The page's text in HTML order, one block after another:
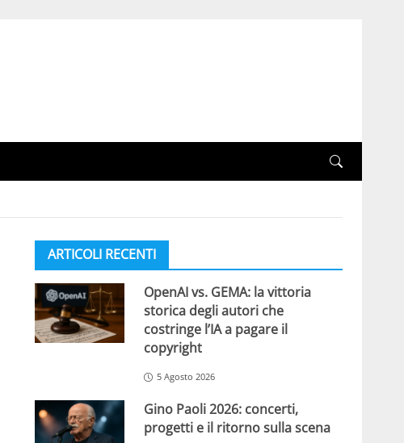
ARTICOLI RECENTI
OpenAI vs. GEMA: la vittoria
storica degli autori che
costringe l’IA a pagare il
copyright
5 Agosto 2026
Gino Paoli 2026: concerti,
progetti e il ritorno sulla scena